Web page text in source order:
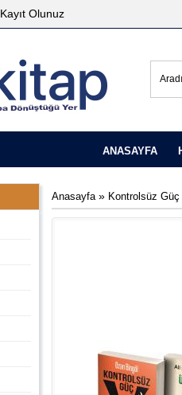
Kayıt Olunuz
ANASAYFA
Anasayfa » Kontrolsüz